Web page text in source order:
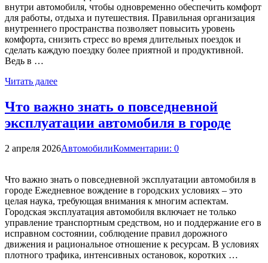
внутри автомобиля, чтобы одновременно обеспечить комфорт
для работы, отдыха и путешествия. Правильная организация
внутреннего пространства позволяет повысить уровень
комфорта, снизить стресс во время длительных поездок и
сделать каждую поездку более приятной и продуктивной.
Ведь в …
Читать далее
Что важно знать о повседневной
эксплуатации автомобиля в городе
2 апреля 2026АвтомобилиКомментарии: 0
Что важно знать о повседневной эксплуатации автомобиля в
городе Ежедневное вождение в городских условиях – это
целая наука, требующая внимания к многим аспектам.
Городская эксплуатация автомобиля включает не только
управление транспортным средством, но и поддержание его в
исправном состоянии, соблюдение правил дорожного
движения и рациональное отношение к ресурсам. В условиях
плотного трафика, интенсивных остановок, коротких …